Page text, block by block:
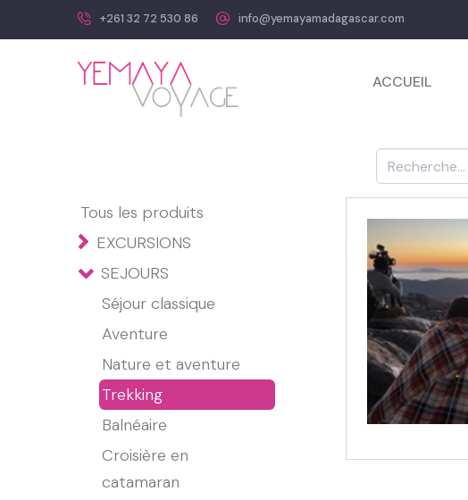
+261 32 72 530 86 info@yemayamadagascar.com
ACCUEIL
Tous les produits
EXCURSIONS
SEJOURS
Séjour classique
Aventure
Nature et aventure
Trekking
Balnéaire
Croisière en
catamaran